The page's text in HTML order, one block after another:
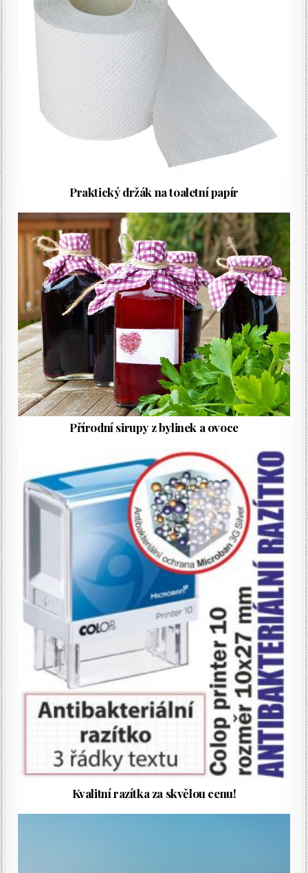
Praktický držák na toaletní papír
Přírodní sirupy z bylinek a ovoce
Kvalitní razítka za skvělou cenu!